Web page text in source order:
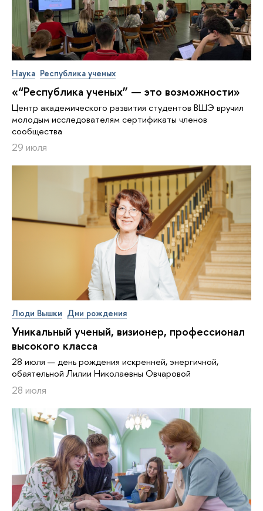
Наука Республика ученых
«“Республика ученых” — это возможности»
Центр академического развития студентов ВШЭ вручил
молодым исследователям сертификаты членов
сообщества
29 июля
Люди Вышки Дни рождения
Уникальный ученый, визионер, про­фес­си­о­нал
высокого класса
28 июля — день рождения искренней, энергичной,
обаятельной Лилии Николаевны Овчаровой
28 июля